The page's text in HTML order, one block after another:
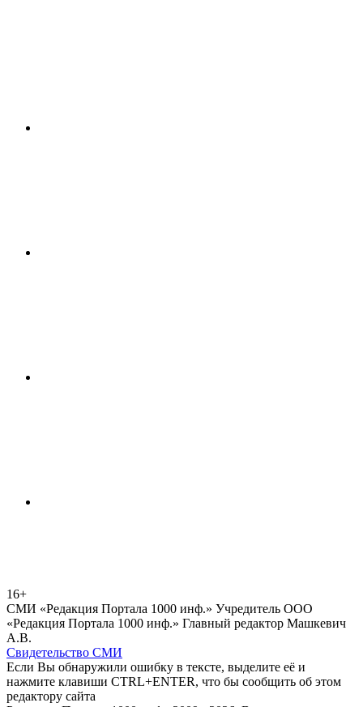
16+
СМИ «Редакция Портала 1000 инф.» Учредитель ООО
«Редакция Портала 1000 инф.» Главный редактор Машкевич
А.В.
Свидетельство СМИ
Если Вы обнаружили ошибку в тексте, выделите её и
нажмите клавиши CTRL+ENTER, что бы сообщить об этом
редактору сайта